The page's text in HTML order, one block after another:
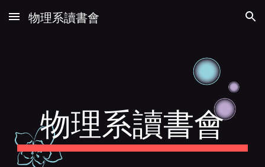
Skip to main content Skip to navigation
物理系讀書會
物理系讀書會